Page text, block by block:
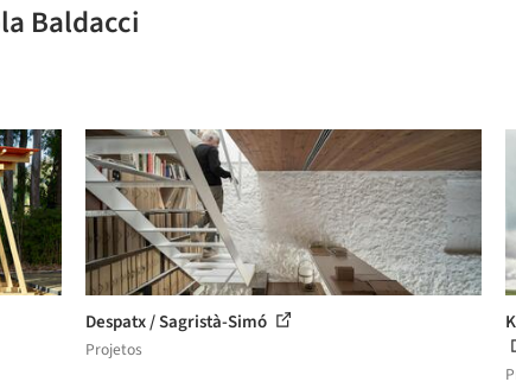
Baldacci
Despatx / Sagristà-Simó
Projetos